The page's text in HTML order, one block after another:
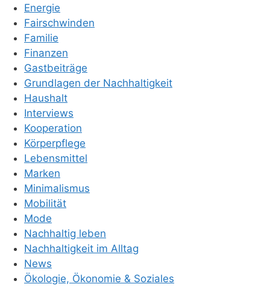
Energie
Fairschwinden
Familie
Finanzen
Gastbeiträge
Grundlagen der Nachhaltigkeit
Haushalt
Interviews
Kooperation
Körperpflege
Lebensmittel
Marken
Minimalismus
Mobilität
Mode
Nachhaltig leben
Nachhaltigkeit im Alltag
News
Ökologie, Ökonomie & Soziales